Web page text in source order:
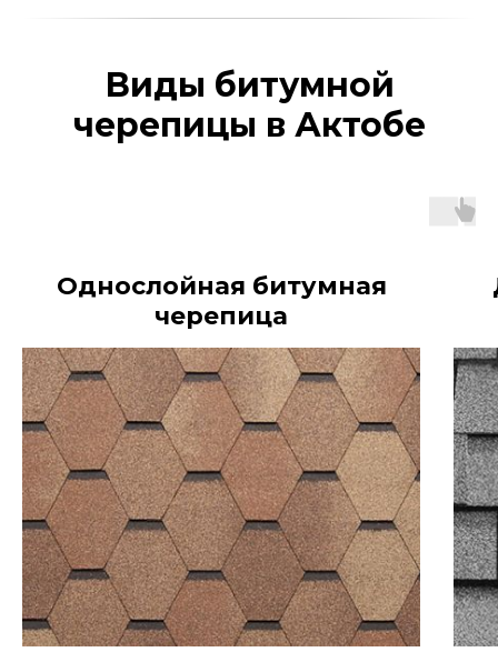
Виды битумной
черепицы в Актобе
Однослойная битумная
черепица